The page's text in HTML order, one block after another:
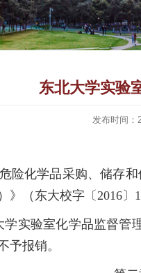
东北大学实验
发布时间：
险化学品采购、储存
》（东大校字〔 2016 〕
实验室化学品监督管
予报销。